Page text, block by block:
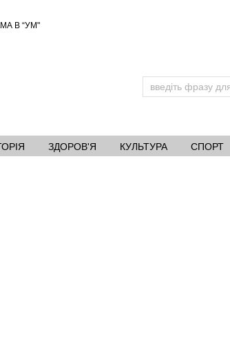
В “УМ"
ЗДОРОВ'Я КУЛЬТУРА СПОРТ